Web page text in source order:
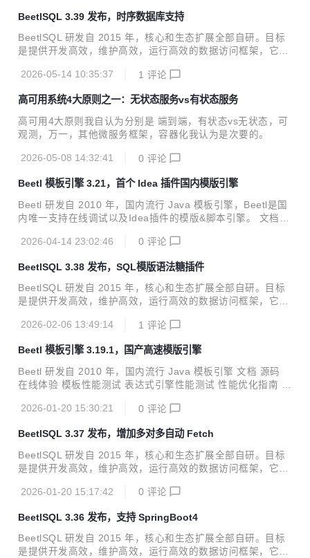
足。又能发挥BeetlSQL在对查询结果提供自动后处理的优势 J
OOQ（Java Object Oriented Querying） 是一个Java 生态
的开源 SQL 构建与数据访问库，主打类型安全 SQL + 数据库
BeetlSQL 3.39 发布，时序数据库支持
BeetlSQL 研发自 2015 年，核心和生态扩展全部自研。目标
是提供开发高效，维护高效，运行高效的数据访问框架，它适
验 多库使用 性能测试 插件支持 本次发布 支持Apache IotDB
metadata和PreparedStatement 支持Apache Cassandra，
更新了翻页实现和使用新的JDBC驱动。很多系统用此数据库
作为Iot的时序数据库。 提供插件ErrorDebugInterceptor。仅
2026-05-14 10:35:37 1 评论
高可用系统4大原则之一：无状态服务vs有状态服务
高可用4大原则我自认为分别是 端到端，有状态vs无状态，可
观测，万一，其他微服务框架，容器化我认为是次要的。
2026-05-08 14:32:41 0 评论
Beetl 模板引擎 3.21，首个 Idea 插件国内模版引擎
Beetl 研发自 2010 年，国内流行 Java 模板引擎，Beetl是国
内唯一支持在线调试以及Idea插件的模版&脚本引擎。 文档
南 本次发布包括 新增length函数，获取数组或者集合长度 新
mal 新增Idea插件，适配版本是2023以后idea，可以在市场
搜索”Beetl“ 插件支持 语法高亮 词法颜色 模板语言中代码提
示，语法提示，关键字提示，属性提示 代码折叠 代码格式化
2026-04-14 23:02:46 0 评论
BeetlSQL 3.38 发布，SQL模版语法糖插件
BeetlSQL 研发自 2015 年，核心和生态扩展全部自研。目标
是提供开发高效，维护高效，运行高效的数据访问框架，它适
验 多库使用 性能测试 插件支持 本次发布 SQL模版的语法
date语句中。可以运行单元测试ShortHolderTest了解其使
用。 如下安装插件 SugarTemplateConfig sugarBeetlSQL =
new SugarTemplateConfig(); sugarBeetlSQL.config(sqlMa
2026-02-06 13:49:14 1 评论
Beetl 模板引擎 3.19.1，国产高速模版引擎
Beetl 研发自 2010 年，国内流行 Java 模板引擎 文档 源码
在线体验 模板性能测试 表达式引擎性能测试 性能优化指南 本
版语言有许多不同的地方，其中一个重要不同在于能自定义定
自定义占位符，如${},#{} 等任意符号 自定义HTML标签，如<
#topic name=""/> 或者 <yourPeffix:topic name=""/> 最多允
许定义2对定界符和占位符，比如既支持<%%> ，也支持 #：
2026-01-20 15:30:21 0 评论
BeetlSQL 3.37 发布，增加多对多自动 Fetch
BeetlSQL 研发自 2015 年，核心和生态扩展全部自研。目标
是提供开发高效，维护高效，运行高效的数据访问框架，它适
验 多库使用 性能测试 插件支持 本次发布 修复SQL Server在
射 更新Beetl版本到最新的3.20.1 Fetch提供了新注解 @Fetc
hMany2Many，实现类如@Build注解提供的FetchMany2Ma
nyAction，能实现通过中间表获取对对多数据 @Retention(R
2026-01-20 15:17:42 0 评论
BeetlSQL 3.36 发布，支持 SpringBoot4
BeetlSQL 研发自 2015 年，核心和生态扩展全部自研。目标
是提供开发高效，维护高效，运行高效的数据访问框架，它适